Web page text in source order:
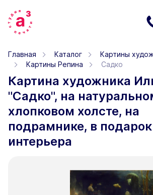
Главная Каталог
Картины
Картины Репина
Садко
Картина художника
"Садко", на
хлопковом холсте, на
подрамнике, в
интерьера